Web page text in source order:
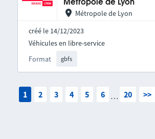
Métropole de Lyon
Métropole de Lyon
créé le 14/12/2023
Format gbfs
Véhicules en libre-service
1 2 3 4 5 6 … 20 >>